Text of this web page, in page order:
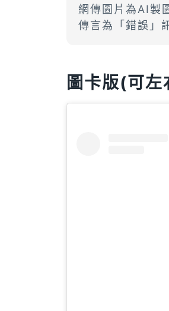
網傳圖片為AI製
傳言為「錯誤」
圖卡版(可